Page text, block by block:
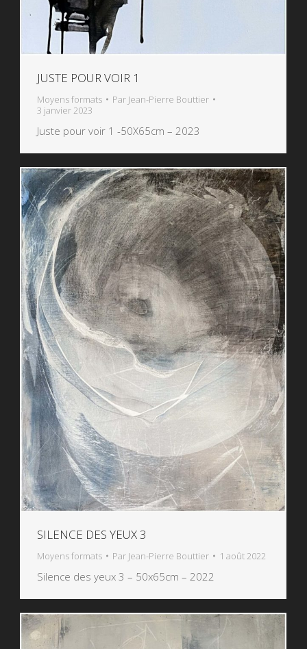
JUSTE POUR VOIR 1
Moyens formats Par Jean-Pierre Bouttier
3 janvier 2023
Juste pour voir 1 -50X65cm – 2023
SILENCE DES YEUX 3
Moyens formats Par Jean-Pierre Bouttier 1 août 2022
Silence des yeux 3 – 50x65cm – 2022